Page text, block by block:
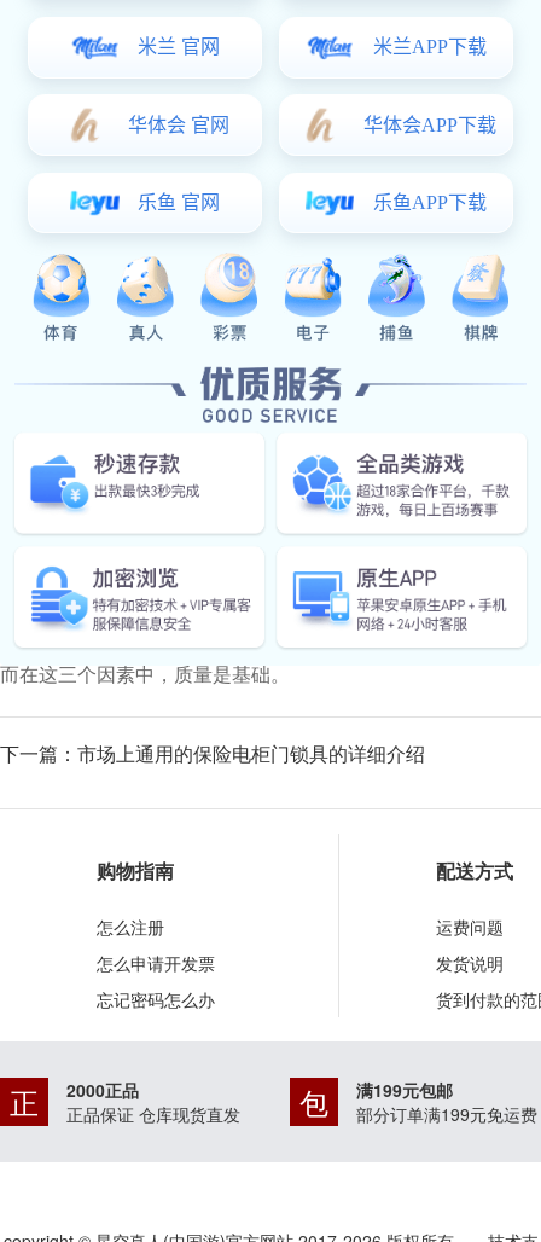
选择锁具时，一定要适合自己家的实际装修风格和电器柜
首先要注意选择与自家门开启方向一致的锁，这样可使开
其次要注意电柜的宽窄，一般情况下，电柜门锁和电柜门
上的，可选用大挡盖即70mm锁舌的锁具；
另外，电柜门的厚度与锁具是否匹配也是一个重要选项；
总之，要因门选锁。
对于材质的选择，看其外观颜色，纯铜制成的电柜门锁一
柜门锁明显较轻。听其开启的声音，镀铜电柜门锁开启声音
材料鉴别常识：电柜门锁为锌合金材料，其硬度和防锈能力
上所见的较复杂图案的电柜门锁有很大可能是锌合金做的，消
钢铁，强度较好，成本较低，但易于生锈，一般用作
铝或铝合金，普通铝合金(航空航天用除外)质软且轻、材料
铜材是使用最广泛的电柜门锁材料之一，其机械性能好，
气孔、砂眼。既牢固又防锈，可以用来镀真金或砂金等各种
从耐用的角度看，最好的材料应是不锈钢，尤其是用作表
铁素体不锈钢有磁性，俗称不锈铁，时间长，环境不好也会
苏州电柜门锁商会秘书长：通过我在这行业多年的经验总
而在这三个因素中，质量是基础。
下一篇： 市场上通用的保险电柜门锁具的详细介绍
购物指南
怎么注册
怎么申请开发票
忘记密码怎么办
配送方式
运费问题
发货说明
货到付款的
正
2000正品
正品保证 仓库现货直发
包
满199元包邮
部分订单满199元免运费